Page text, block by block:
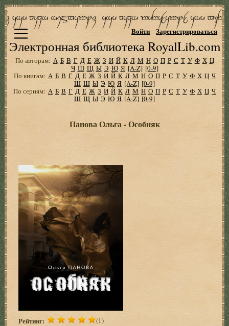
Электронная библиотека RoyalLib.com
Войти Зарегистрироваться
По авторам: А Б В Г Д Е Ж З И Й К Л М Н О П Р С Т У Ф Х Ц
Ч Ш Щ Ы Э Ю Я [A-Z] [0-9]
По книгам: А Б В Г Д Е Ж З И Й К Л М Н О П Р С Т У Ф Х Ц Ч
Ш Щ Ы Э Ю Я [A-Z] [0-9]
По сериям: А Б В Г Д Е Ж З И Й К Л М Н О П Р С Т У Ф Х Ц Ч
Ш Щ Ы Э Ю Я [A-Z] [0-9]
Панова Ольга - Особняк
Рейтинг: (1)